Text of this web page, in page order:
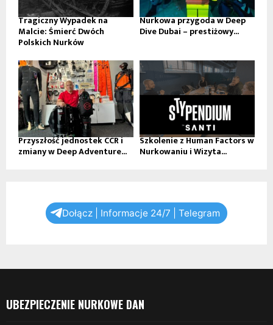
Tragiczny Wypadek na
Malcie: Śmierć Dwóch
Polskich Nurków
Nurkowa przygoda w Deep
Dive Dubai – prestiżowy...
Przyszłość jednostek CCR i
zmiany w Deep Adventure...
Szkolenie z Human Factors w
Nurkowaniu i Wizyta...
Dołącz | Informacje 24/7 | Telegram
UBEZPIECZENIE NURKOWE DAN